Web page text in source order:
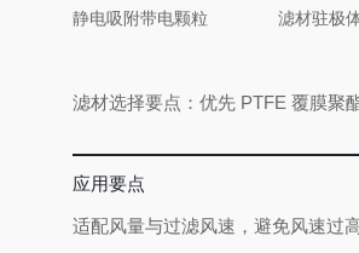
静电吸附带电颗粒 滤材驻极
滤材选择要点：优先 PTFE 覆膜聚
应用要点
适配风量与过滤风速，避免风速过